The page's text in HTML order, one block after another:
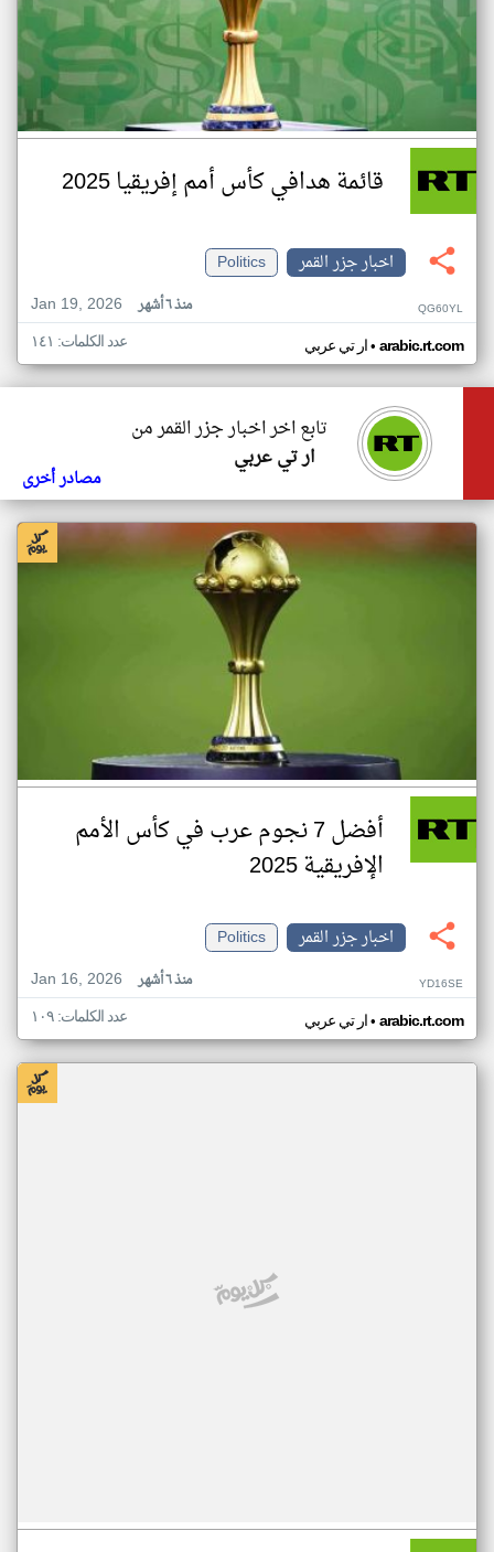
قائمة هدافي كأس أمم إفريقيا 2025
اخبار جزر القمر
Politics
Jan 19, 2026
منذ ٦ أشهر QG60YL
ار تي عربي• arabic.rt.com عدد الكلمات: ١٤١
تابع اخر اخبار جزر القمر من
ار تي عربي
مصادر أخرى
أفضل 7 نجوم عرب في كأس الأمم
الإفريقية 2025
اخبار جزر القمر
Politics
Jan 16, 2026
منذ ٦ أشهر YD16SE
ار تي عربي• arabic.rt.com عدد الكلمات: ١٠٩